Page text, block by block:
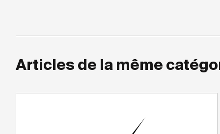
Articles de la même